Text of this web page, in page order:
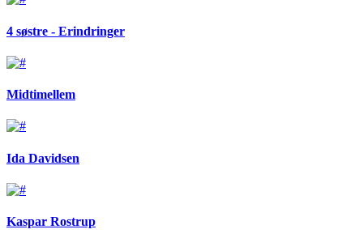
4 søstre - Erindringer
Midtimellem
Ida Davidsen
Kaspar Rostrup